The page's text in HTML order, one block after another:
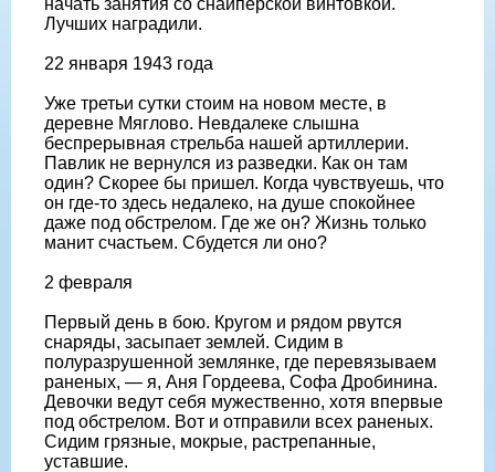
начать занятия со снайперской винтовкой.
Лучших наградили.
22 января 1943 года
Уже третьи сутки стоим на новом месте, в
деревне Мяглово. Невдалеке слышна
беспрерывная стрельба нашей артиллерии.
Павлик не вернулся из разведки. Как он там
один? Скорее бы пришел. Когда чувствуешь, что
он где-то здесь недалеко, на душе спокойнее
даже под обстрелом. Где же он? Жизнь только
манит счастьем. Сбудется ли оно?
2 февраля
Первый день в бою. Кругом и рядом рвутся
снаряды, засыпает землей. Сидим в
полуразрушенной землянке, где перевязываем
раненых, — я, Аня Гордеева, Софа Дробинина.
Девочки ведут себя мужественно, хотя впервые
под обстрелом. Вот и отправили всех раненых.
Сидим грязные, мокрые, растрепанные,
уставшие.